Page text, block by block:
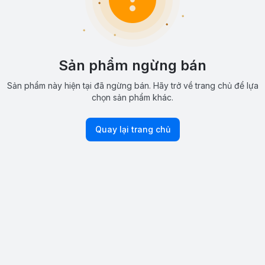
Sản phẩm ngừng bán
Sản phẩm này hiện tại đã ngừng bán. Hãy trở về trang chủ để lựa
chọn sản phẩm khác.
Quay lại trang chủ